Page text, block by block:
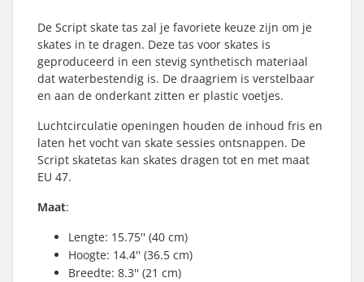
De Script skate tas zal je favoriete keuze zijn om je
skates in te dragen. Deze tas voor skates is
geproduceerd in een stevig synthetisch materiaal
dat waterbestendig is. De draagriem is verstelbaar
en aan de onderkant zitten er plastic voetjes.
Luchtcirculatie openingen houden de inhoud fris en
laten het vocht van skate sessies ontsnappen. De
Script skatetas kan skates dragen tot en met maat
EU 47.
Maat:
Lengte: 15.75'' (40 cm)
Hoogte: 14.4'' (36.5 cm)
Breedte: 8.3'' (21 cm)